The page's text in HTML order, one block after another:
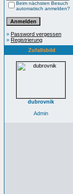
Beim nächsten Besuch
automatisch anmelden?
» Password vergessen
» Registrierung
Zufallsbild
dubrovnik
Admin